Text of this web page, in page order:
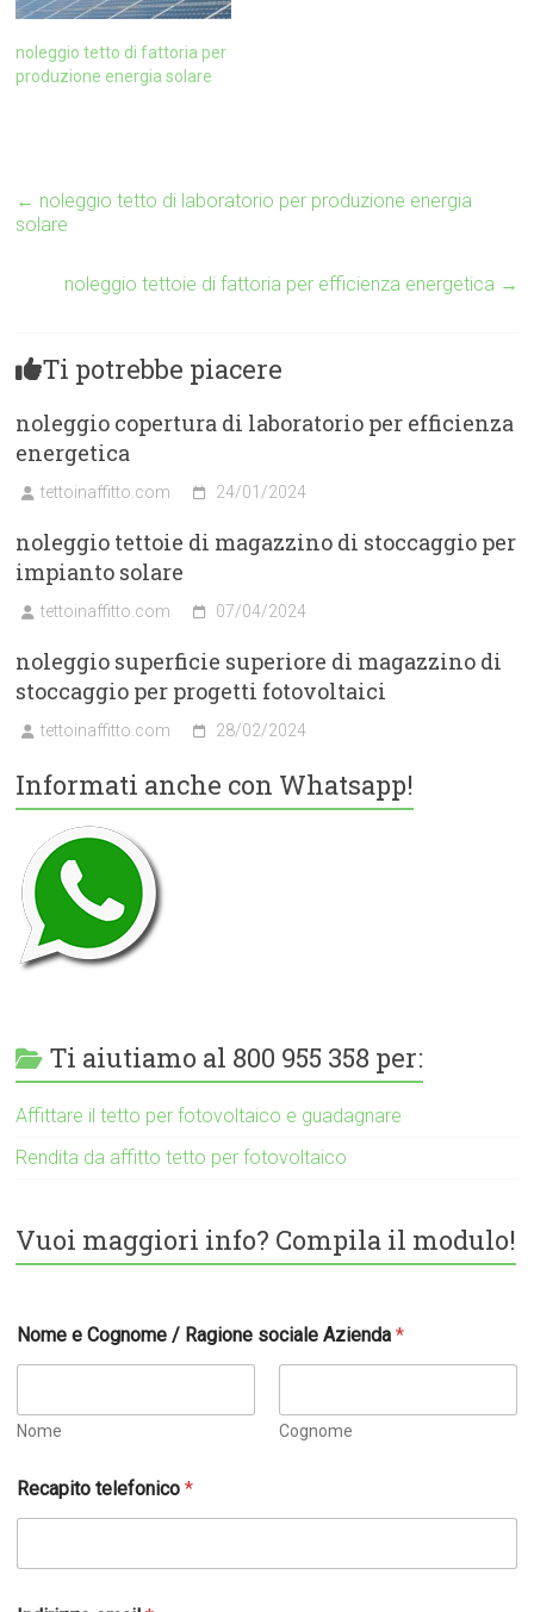
noleggio tetto di fattoria per
produzione energia solare
← noleggio tetto di laboratorio per produzione energia
solare
noleggio tettoie di fattoria per efficienza energetica →
Ti potrebbe piacere
noleggio copertura di laboratorio per efficienza
energetica
tettoinaffitto.com 24/01/2024
noleggio tettoie di magazzino di stoccaggio per
impianto solare
tettoinaffitto.com 07/04/2024
noleggio superficie superiore di magazzino di
stoccaggio per progetti fotovoltaici
tettoinaffitto.com 28/02/2024
Informati anche con Whatsapp!
Ti aiutiamo al 800 955 358 per:
Affittare il tetto per fotovoltaico e guadagnare
Rendita da affitto tetto per fotovoltaico
Vuoi maggiori info? Compila il modulo!
Nome e Cognome / Ragione sociale Azienda*
Nome Cognome
Recapito telefonico*